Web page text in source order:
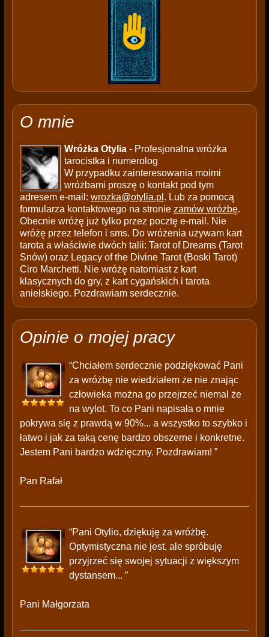
O mnie
Wróżka Otylia- Profesjonalna wróżka
tarocistka i numerolog
W przypadku zainteresowania moimi
wróżbami proszę o kontakt pod tym
adresem e-mail: wrozka@otylia.pl . Lub za pomocą
formularza kontaktowego na stronie zamów wróżbę.
Obecnie wróżę już tylko przez pocztę e-mail. Nie
wróżę przez telefon i sms. Do wróżenia używam kart
tarota a właściwie dwóch talii: Tarot of Dreams (Tarot
Snów) oraz Legacy of the Divine Tarot (Boski Tarot)
Ciro Marchetti. Nie wróżę natomiast z kart
klasycznych do gry, z kart cygańskich i tarota
anielskiego. Pozdrawiam serdecznie.
Opinie o mojej pracy
“Chciałem serdecznie podziękować Pani
za wróżbę nie wiedziałem że nie znając
człowieka można go przejrzeć niemal że
na wylot. To co Pani napisała o mnie
pokrywa się z prawdą w 90%... a wszystko to szybko i
łatwo i jak za taką cenę bardzo obszerne i konkretne.
Jestem Pani bardzo wdzięczny. Pozdrawiam! ”
Pan Rafał
“Pani Otylio, dziękuję za wróżbę.
Optymistyczna nie jest, ale spróbuję
przyjrzeć się swojej sytuacji z większym
dystansem... ”
Pani Małgorzata